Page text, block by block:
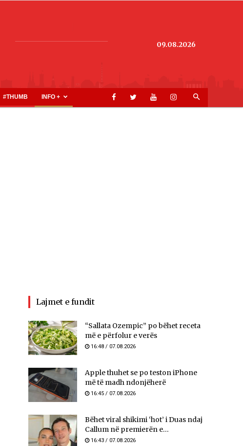
09.08.2026
#THUMB INFO +
Lajmet e fundit
“Sallata Ozempic” po bëhet receta
më e përfolur e verës
16:48 / 07.08.2026
Apple thuhet se po teston iPhone
më të madh ndonjëherë
16:45 / 07.08.2026
Bëhet viral shikimi ‘hot’ i Duas ndaj
Callum në premierën e...
16:43 / 07.08.2026